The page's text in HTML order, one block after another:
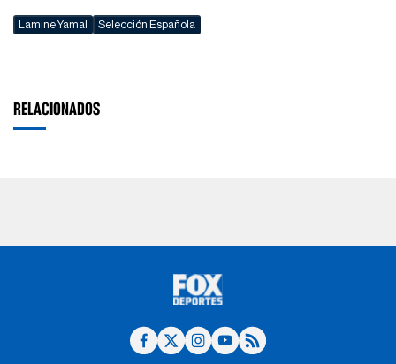
Lamine Yamal Selección Española
RELACIONADOS